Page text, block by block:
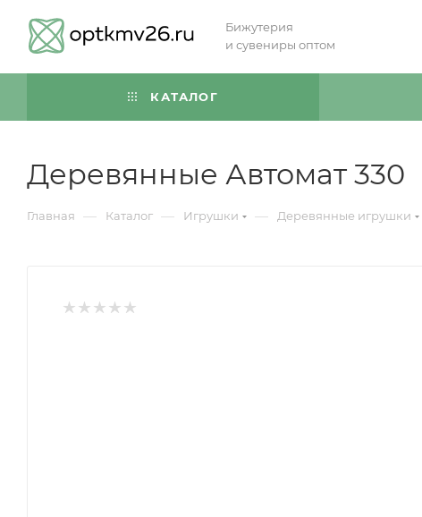
Бижутерия
и сувениры оптом
КАТАЛОГ
Деревянные Автомат 330
Главная — Каталог — Игрушки — Деревянные игрушки